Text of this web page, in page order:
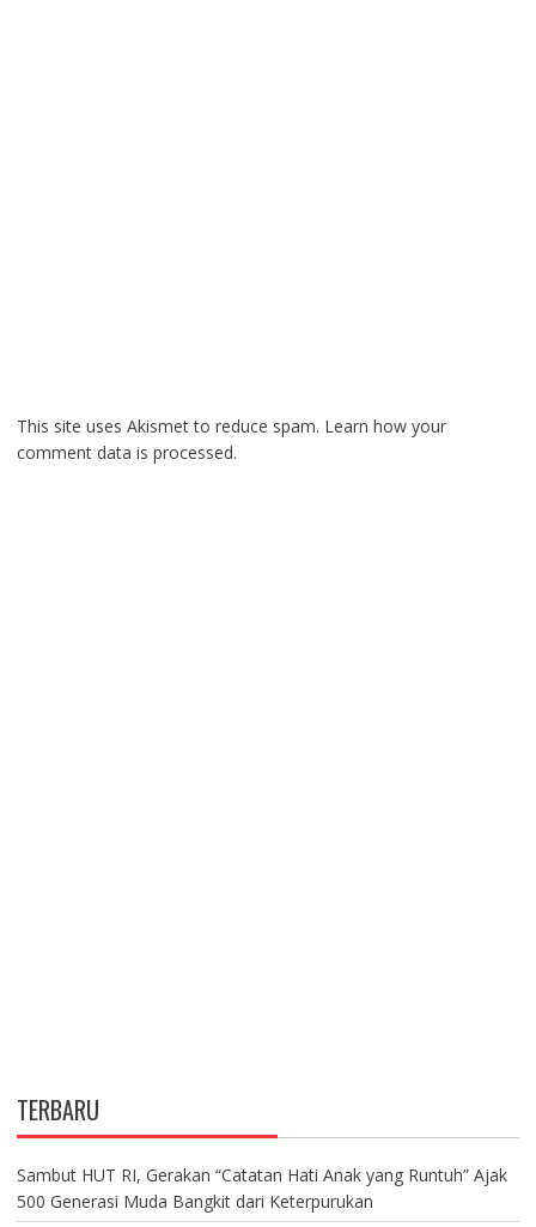
This site uses Akismet to reduce spam. Learn how your
comment data is processed.
TERBARU
Sambut HUT RI, Gerakan “Catatan Hati Anak yang Runtuh” Ajak
500 Generasi Muda Bangkit dari Keterpurukan